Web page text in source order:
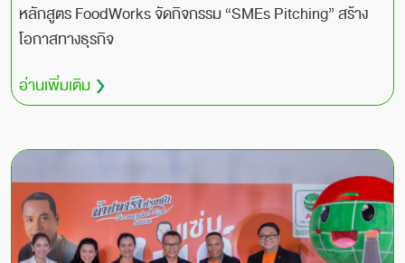
หลักสูตร FoodWorks จัดกิจกรรม “SMEs Pitching” สร้าง
โอกาสทางธุรกิจ
อ่านเพิ่มเติม